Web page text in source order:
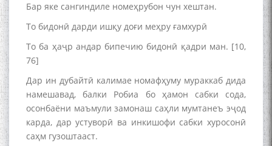
Бар яке сангиндиле номеҳрубон чун хештан.
То бидонӣ дарди ишқу доғи меҳру ғамхурӣ
То ба ҳаҷр андар бипечию бидонӣ қадри ман. [10,
76]
Дар ин дубайтӣ калимае номафҳуму мураккаб дида
намешавад, балки Робиа бо ҳамон сабки сода,
осонбаёни маъмули замонаш саҳли мумтанеъ эҷод
карда, дар устуворӣ ва инкишофи сабки хуросонӣ
саҳм гузоштааст.